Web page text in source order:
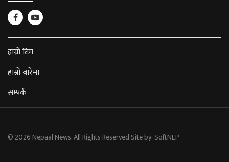
हाम्रो टिम
हाम्रो बारेमा
सम्पर्क
© 2026 Nepaal News. All Rights Reserved Site by: SoftNEP